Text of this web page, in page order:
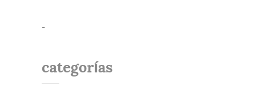
-
categorías